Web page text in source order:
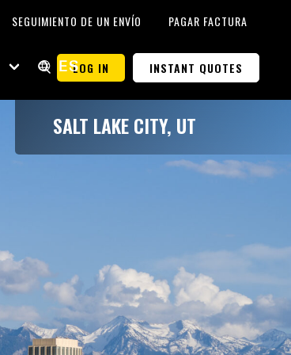
SEGUIMIENTO DE UN ENVÍO PAGAR FACTURA
ESLOG IN INSTANT QUOTES
SALT LAKE CITY, UT